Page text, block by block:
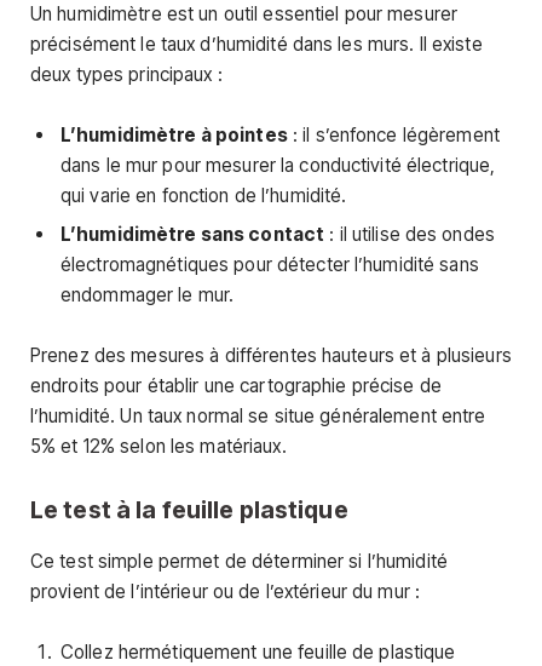
Un humidimètre est un outil essentiel pour mesurer
précisément le taux d’humidité dans les murs. Il existe
deux types principaux :
L’humidimètre à pointes: il s’enfonce légèrement
dans le mur pour mesurer la conductivité électrique,
qui varie en fonction de l’humidité.
L’humidimètre sans contact : il utilise des ondes
électromagnétiques pour détecter l’humidité sans
endommager le mur.
Prenez des mesures à différentes hauteurs et à plusieurs
endroits pour établir une cartographie précise de
l’humidité. Un taux normal se situe généralement entre
5% et 12% selon les matériaux.
Le test à la feuille plastique
Ce test simple permet de déterminer si l’humidité
provient de l’intérieur ou de l’extérieur du mur :
Collez hermétiquement une feuille de plastique